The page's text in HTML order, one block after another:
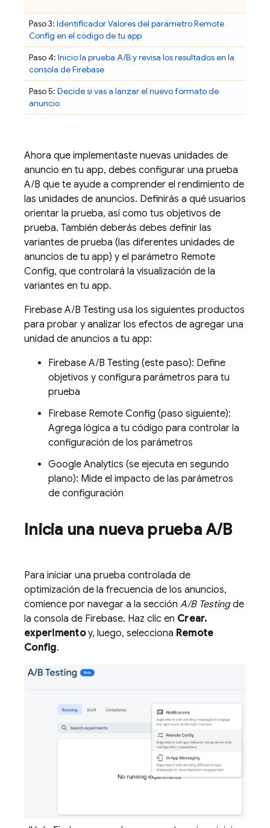
Paso 3: Identificador Valores del parámetroRemote
Config en el código de tu app
Paso 4: Inicio la prueba A/B y revisa los resultados en la
consola deFirebase
Paso 5: Decide si vas a lanzar el nuevo formato de
anuncio
Ahora que implementaste nuevas unidades de
anuncio en tu app, debes configurar una prueba
A/B que te ayude a comprender el rendimiento de
las unidades de anuncios. Definirás a qué usuarios
orientar la prueba, así como tus objetivos de
prueba. También deberás debes definir las
variantes de prueba (las diferentes unidades de
anuncios de tu app) y el parámetro Remote
Config, que controlará la visualización de la
variantes en tu app.
Firebase A/B Testing usa los siguientes productos
para probar y analizar los efectos de agregar una
unidad de anuncios a tu app:
Firebase A/B Testing (este paso): Define
objetivos y configura parámetros para tu
prueba
Firebase Remote Config (paso siguiente):
Agrega lógica a tu código para controlar la
configuración de los parámetros
Google Analytics (se ejecuta en segundo
plano): Mide el impacto de las parámetros
de configuración
Inicia una nueva prueba A/B
Para iniciar una prueba controlada de
optimización de la frecuencia de los anuncios,
comience por navegar a la sección A/B Testingde
la consola de Firebase. Haz clic en Crear.
experimentoy, luego, selecciona Remote
Config.